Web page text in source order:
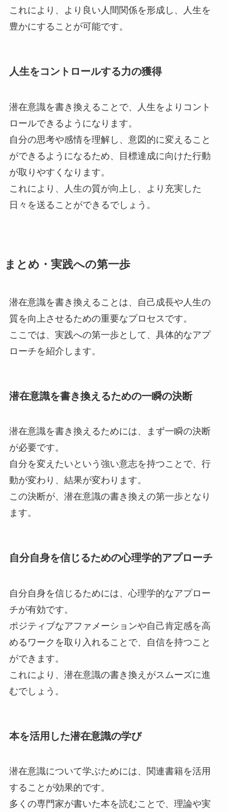
これにより、より良い人間関係を形成し、人生を
豊かにすることが可能です。
人生をコントロールする力の獲得
潜在意識を書き換えることで、人生をよりコント
ロールできるようになります。
自分の思考や感情を理解し、意図的に変えること
ができるようになるため、目標達成に向けた行動
が取りやすくなります。
これにより、人生の質が向上し、より充実した
日々を送ることができるでしょう。
まとめ・実践への第一歩
潜在意識を書き換えることは、自己成長や人生の
質を向上させるための重要なプロセスです。
ここでは、実践への第一歩として、具体的なアプ
ローチを紹介します。
潜在意識を書き換えるための一瞬の決断
潜在意識を書き換えるためには、まず一瞬の決断
が必要です。
自分を変えたいという強い意志を持つことで、行
動が変わり、結果が変わります。
この決断が、潜在意識の書き換えの第一歩となり
ます。
自分自身を信じるための心理学的アプローチ
自分自身を信じるためには、心理学的なアプロー
チが有効です。
ポジティブなアファメーションや自己肯定感を高
めるワークを取り入れることで、自信を持つこと
ができます。
これにより、潜在意識の書き換えがスムーズに進
むでしょう。
本を活用した潜在意識の学び
潜在意識について学ぶためには、関連書籍を活用
することが効果的です。
多くの専門家が書いた本を読むことで、理論や実